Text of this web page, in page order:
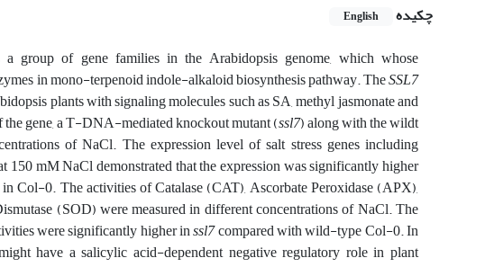
چکیده
English
group of gene families in the Arabidopsis genome, which whose
in mono-terpenoid indole-alkaloid biosynthesis pathway. TheSSL7
plants with signaling molecules such as SA, methyl jasmonate and
gene, a T-DNA-mediated knockout mutant (ssl7) along with the wildt
of NaCl. The expression level of salt stress genes including
150 mM NaCl demonstrated that the expression was significantly higher
Col-0. The activities of Catalase (CAT), Ascorbate Peroxidase (APX),
(SOD) were measured in different concentrations of NaCl. The
were significantly higher inssl7compared with wild-type Col-0. In
have a salicylic acid-dependent negative regulatory role in plant